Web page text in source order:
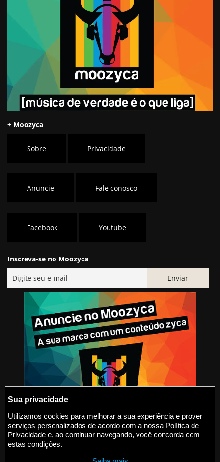
+ Moozyca
Sobre Privacidade
Anuncie Fale conosco
Facebook Youtube
Inscreva-se no Moozyca
@2015-2026 Moozyca
Sua privacidade
Utilizamos cookies para melhorar a sua experiência e prover
serviços personalizados de acordo com a nossa Política de
Privacidade e, ao continuar navegando, você concorda com
estas condições.